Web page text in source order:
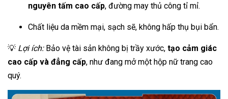
nguyên tấm cao cấp, đường may thủ công tỉ mỉ.
Chất liệu da mềm mại, sạch sẽ, không hấp thụ bụi bẩn.
💡 Lợi ích:Bảo vệ tài sản không bị trầy xước, tạo cảm giác
cao cấp và đẳng cấp, như đang mở một hộp nữ trang cao
quý.